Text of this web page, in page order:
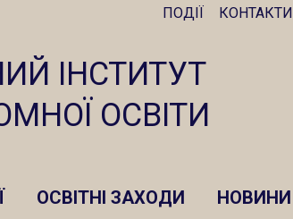
ПОДІЇ КОНТАКТИ
ІНСТИТУТ
ОСВІТИ
ОСВІТНІ ЗАХОДИ НОВИНИ